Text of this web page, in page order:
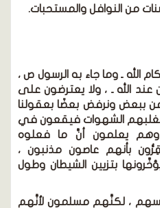
من النوافل والمستحبات.
الله ـ وما جاء به الرسول ص ،
الله ـ ، ولا يعترضون على
ببعض ونرفض بعضًا بعقولنا
تغلبهم الشهوات فيقعون في
وهم يعلمون أنَّ ما فعلوه
بأنهم عاصون مذنبون ،
بتزيين الشيطان وطول
، لكنَّهم مسلمون لأنَّهم